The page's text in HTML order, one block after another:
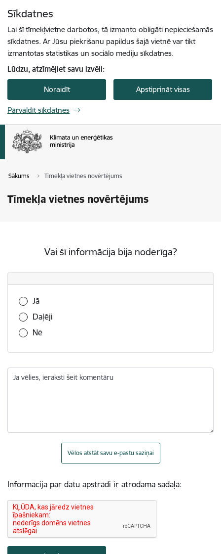
Sīkdatnes
Lai šī tīmekļvietne darbotos, tā izmanto obligāti nepieciešamās
sīkdatnes. Ar Jūsu piekrišanu papildus šajā vietnē var tikt
izmantotas statistikas un sociālo mediju sīkdatnes.
Lūdzu, atzīmējiet savu izvēli:
Noraidīt Apstiprināt visas
Pārvaldīt sīkdatnes
Sākums Tīmekļa vietnes novērtējums
Tīmekļa vietnes novērtējums
Vai šī informācija bija noderīga?
Vai šī informācija bija noderīga?
Jā
Daļēji
Nē
Ja vēlies, ieraksti šeit komentāru
Vēlos atstāt savu e-pastu saziņai
Informācija par datu apstrādi ir atrodama sadaļā: